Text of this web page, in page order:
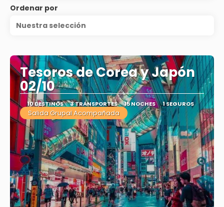
Ordenar por
Nuestra selección
Tesoros de Corea y Japón
02/10
10 DESTINOS 3 TRANSPORTES 15 NOCHES 1 SEGUROS
Salida Grupal Acompañada